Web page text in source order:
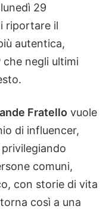
29
riportare il
autentica,
negli ultimi
Fratello vuole
di influencer,
comuni,
con storie di vita
così a una